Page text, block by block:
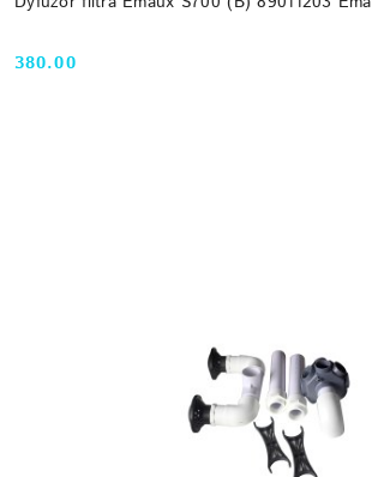
Cena:
380.00